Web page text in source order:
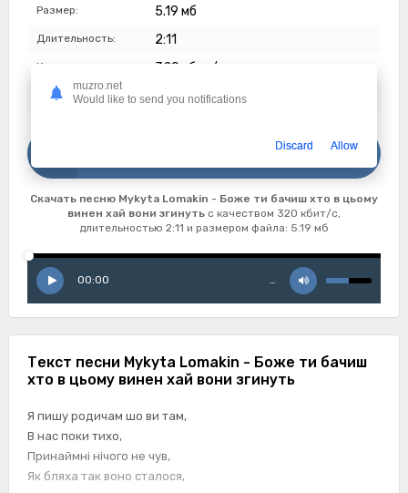
Размер: 5.19 мб
Длительность: 2:11
Качество: 320 кбит/с
Дата: 03-07-2023
Скачать песню Mykyta Lomakin - Боже ти бачиш хто в цьому
винен хай вони згинуть с качеством 320 кбит/с,
длительностью 2:11 и размером файла: 5.19 мб
00:00 …
Текст песни Mykyta Lomakin - Боже ти бачиш
хто в цьому винен хай вони згинуть
Я пишу родичам шо ви там,
В нас поки тихо,
Принаймні нічого не чув,
Як бляха так воно сталося,
muzro.net
Would like to send you notifications
Discard Allow